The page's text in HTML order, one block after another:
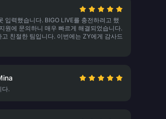
입력했습니다. BIGO LIVE를 충전하려고 했
원에 문의하니 매우 빠르게 해결되었습니다.
고 친절한 팀입니다. 이번에는 ZY에게 감사드
다.